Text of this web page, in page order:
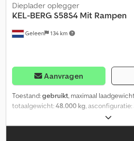
Geleen 134 km
Dieplader oplegger
KEL-BERG S58S4 Mit Rampen
Aanvragen
Toestand:gebruikt, maximaal
totaalgewicht:48.000 kg, asconfiguratie:
, laadruimte lengte:
laadruimtebreedte:3.000 mm, totale
, Kel-